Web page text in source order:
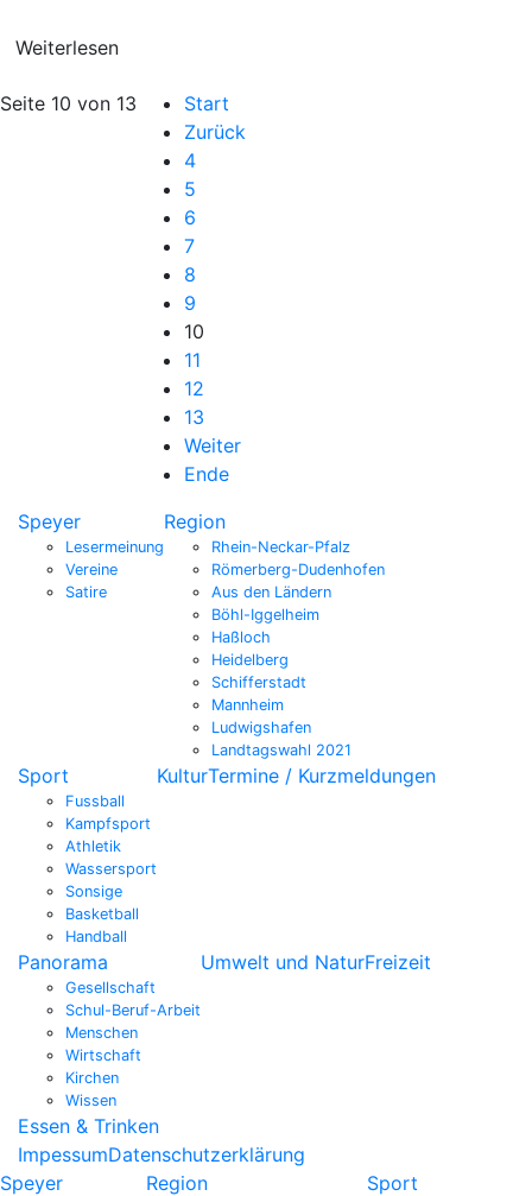
Weiterlesen
Seite 10 von 13
Start
Zurück
4
5
6
7
8
9
10
11
12
13
Weiter
Ende
Speyer
Lesermeinung
Vereine
Satire
Region
Rhein-Neckar-Pfalz
Römerberg-Dudenhofen
Aus den Ländern
Böhl-Iggelheim
Haßloch
Heidelberg
Schifferstadt
Mannheim
Ludwigshafen
Landtagswahl 2021
Sport
Fussball
Kampfsport
Athletik
Wassersport
Sonsige
Basketball
Handball
KulturTermine / Kurzmeldungen
Panorama
Gesellschaft
Schul-Beruf-Arbeit
Menschen
Wirtschaft
Kirchen
Wissen
Umwelt und NaturFreizeit
Essen & Trinken
ImpessumDatenschutzerklärung
Speyer
Region Sport